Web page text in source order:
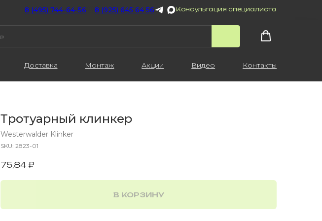
8 (495) 744-64-56 8 (925) 645 64 56 Консультация специалиста
Доставка Монтаж Акции Видео Контакты
Тротуарный клинкер
Westerwalder Klinker
SKU: 2823-01
75,84 ₽
В КОРЗИНУ